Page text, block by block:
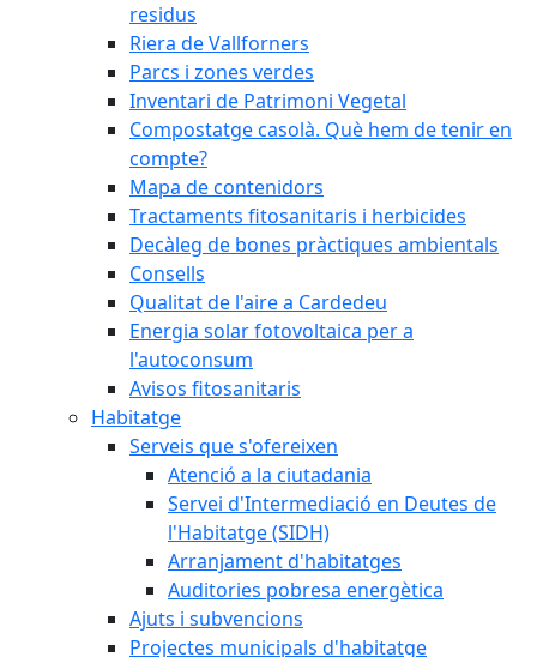
residus
Riera de Vallforners
Parcs i zones verdes
Inventari de Patrimoni Vegetal
Compostatge casolà. Què hem de tenir en
compte?
Mapa de contenidors
Tractaments fitosanitaris i herbicides
Decàleg de bones pràctiques ambientals
Consells
Qualitat de l'aire a Cardedeu
Energia solar fotovoltaica per a
l'autoconsum
Avisos fitosanitaris
Habitatge
Serveis que s'ofereixen
Atenció a la ciutadania
Servei d'Intermediació en Deutes de
l'Habitatge (SIDH)
Arranjament d'habitatges
Auditories pobresa energètica
Ajuts i subvencions
Projectes municipals d'habitatge